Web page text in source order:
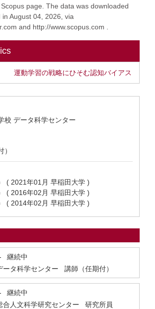
page. The data was downloaded
in August 04, 2026, via
and http://www.scopus.com .
運動学習の戦略にひそむ認知バイアス
校 データ科学センター
( 2021年01月 早稲田大学 )
( 2016年02月 早稲田大学 )
( 2014年02月 早稲田大学 )
継続中
タ科学センター 講師（任期付）
継続中
人文科学研究センター 研究所員